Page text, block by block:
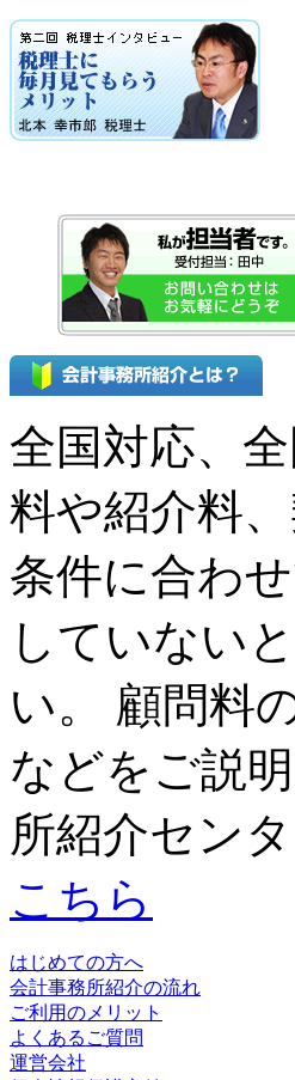
全国対応、
料や紹介料
条件に合わ
していない
い。 顧問料
などをご説
所紹介セン
こちら
はじめての方へ
会計事務所紹介の流れ
ご利用のメリット
よくあるご質問
運営会社